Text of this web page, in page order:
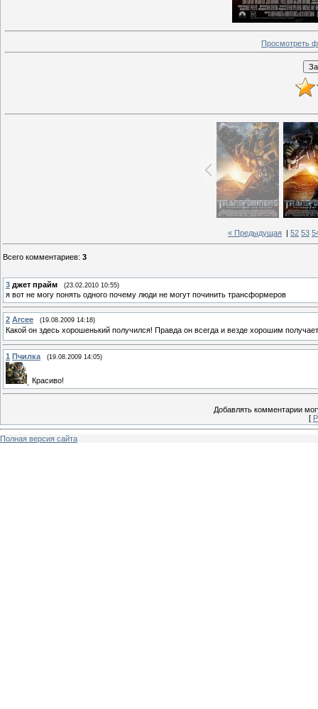
Просмотреть
« Предыдущая 52 53
Всего комментариев: 3
3 джет прайм (23.02.2010 10:55)
я вот не могу понять одного почему люди не могут починить трансформеров
2 Arcee (19.08.2009 14:18)
Какой он здесь хорошенький получился! Правда он всегда и везде хорошим
1 Пчилка (19.08.2009 14:05)
Красиво!
Добавлять комментарии
[
Полная версия сайта